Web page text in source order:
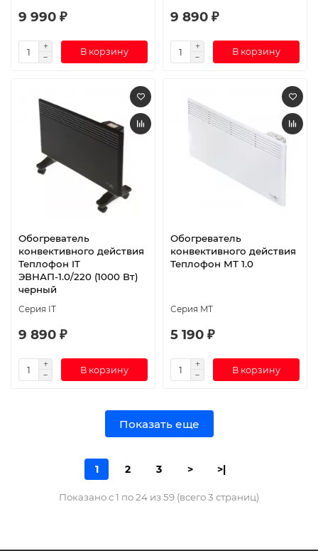
9 990 ₽
В корзину
9 890 ₽
В корзину
Обогреватель
конвективного действия
Теплофон IT
ЭВНАП-1.0/220 (1000 Вт)
черный
Серия IT
9 890 ₽
В корзину
Обогреватель
конвективного действия
Теплофон МT 1.0
Серия МТ
5 190 ₽
В корзину
Показать еще
1 2 3 > >|
Показано с 1 по 24 из 59 (всего 3 страниц)